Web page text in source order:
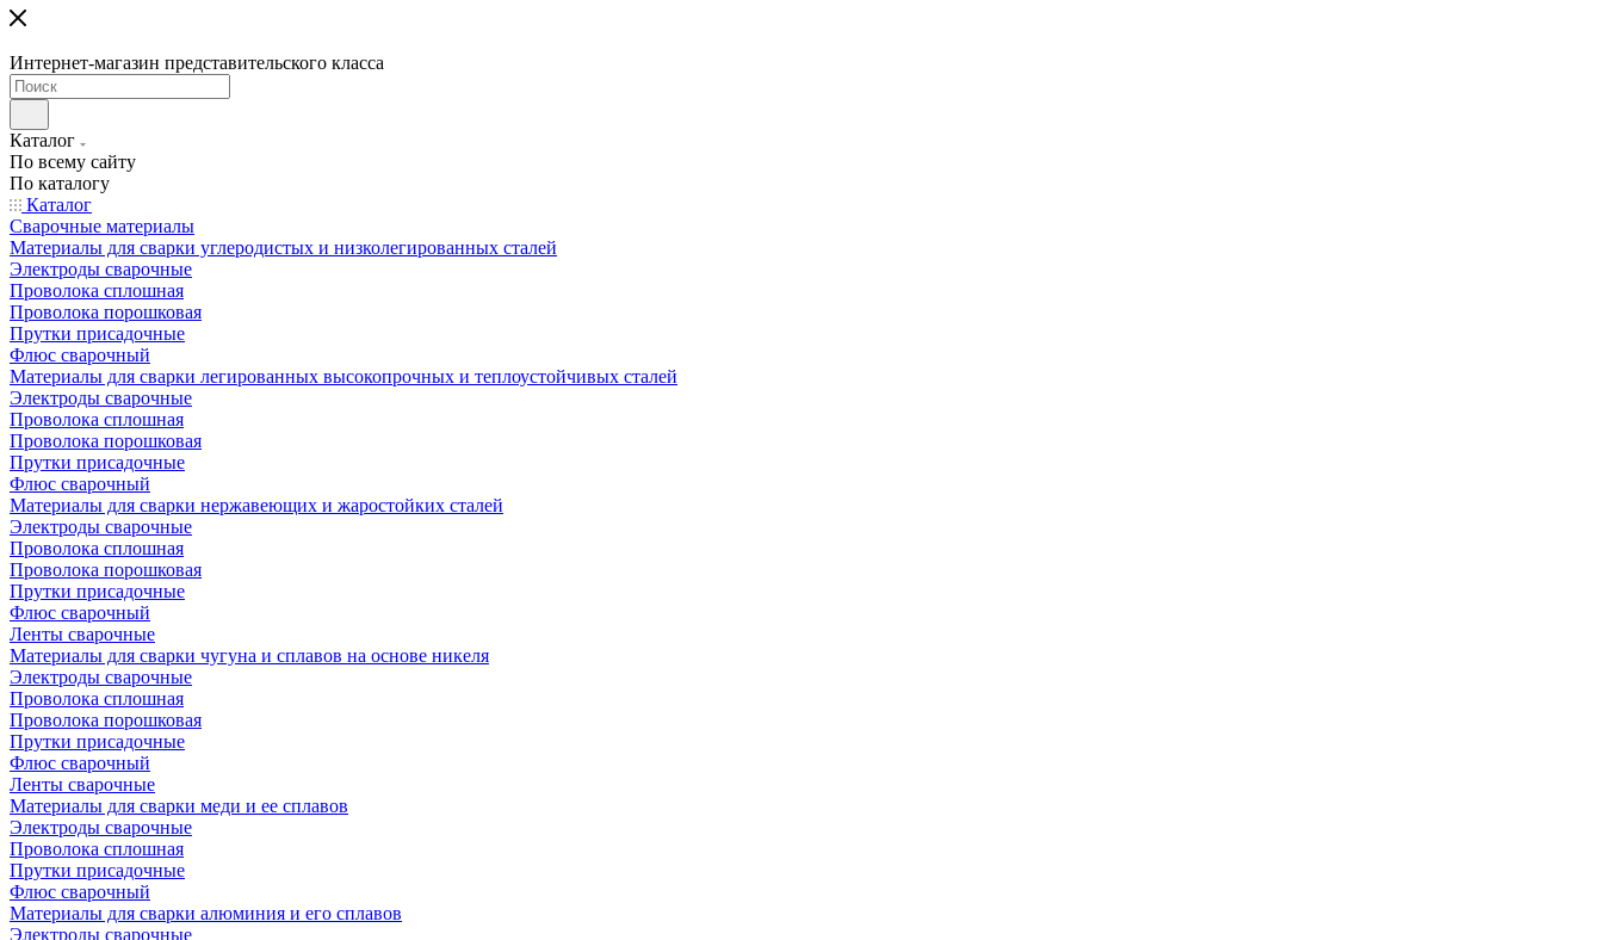
Интернет-магазин представительского класса
Каталог
По всему сайту
По каталогу
Каталог
Сварочные материалы
Материалы для сварки углеродистых и низколегированных сталей
Электроды сварочные
Проволока сплошная
Проволока порошковая
Прутки присадочные
Флюс сварочный
Материалы для сварки легированных высокопрочных и теплоустойчивых сталей
Электроды сварочные
Проволока сплошная
Проволока порошковая
Прутки присадочные
Флюс сварочный
Материалы для сварки нержавеющих и жаростойких сталей
Электроды сварочные
Проволока сплошная
Проволока порошковая
Прутки присадочные
Флюс сварочный
Ленты сварочные
Материалы для сварки чугуна и сплавов на основе никеля
Электроды сварочные
Проволока сплошная
Проволока порошковая
Прутки присадочные
Флюс сварочный
Ленты сварочные
Материалы для сварки меди и ее сплавов
Электроды сварочные
Проволока сплошная
Прутки присадочные
Флюс сварочный
Материалы для сварки алюминия и его сплавов
Электроды сварочные